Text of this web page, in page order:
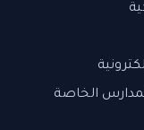
الخاصة